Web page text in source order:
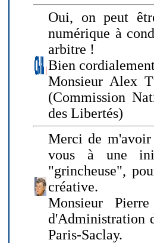
Oui, on peut
numérique à
arbitre !
Bien
Monsieur Alex
(Commission
des Libertés)
Merci de
vous à une
"grincheuse",
créative.
Monsieur
d'Administration
Paris-Saclay.